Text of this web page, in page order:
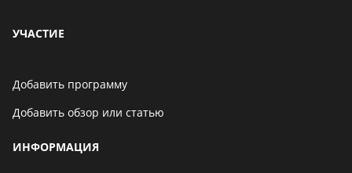
УЧАСТИЕ
Добавить программу
Добавить обзор или статью
ИНФОРМАЦИЯ